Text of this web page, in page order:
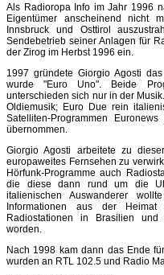
Als Radioropa Info im Jahr 1996
Eigentümer anscheinend nicht
Innsbruck und Osttirol
Sendebetrieb seiner Anlagen für
der Zirog im Herbst 1996 ein.
1997 gründete Giorgio Agosti
wurde "Euro Uno". Beide
unterschieden sich nur in der
Oldiemusik; Euro Due rein
Satelliten-Programmen
übernommen.
Giorgio Agosti arbeitete zu
europaweites Fernsehen zu
Hörfunk-Programme auch
die diese dann rund um die
italienischen Auswanderer
Informationen aus der
Radiostationen in Brasilien und
worden.
Nach 1998 kam dann das Ende
wurden an RTL 102.5 und Radio